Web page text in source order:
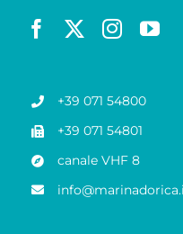
+39 071 54800
+39 071 54801
canale VHF 8